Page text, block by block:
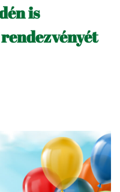
is